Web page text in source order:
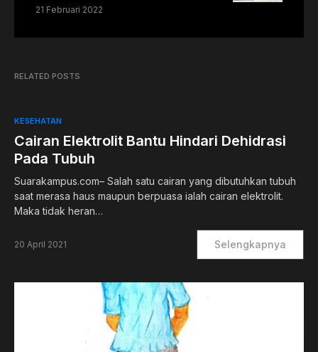
21 Februari 2022
RELATED POSTS
KESEHATAN
Cairan Elektrolit Bantu Hindari Dehidrasi
Pada Tubuh
Suarakampus.com– Salah satu cairan yang dibutuhkan tubuh
saat merasa haus maupun berpuasa ialah cairan elektrolit.
Maka tidak heran…
20 April 2021 Selengkapnya